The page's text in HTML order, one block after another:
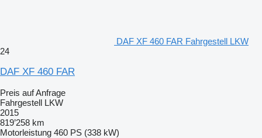
DAF XF 460 FAR Fahrgestell LKW
24
DAF XF 460 FAR
Preis auf Anfrage
Fahrgestell LKW
2015
819’258 km
Motorleistung 460 PS (338 kW)